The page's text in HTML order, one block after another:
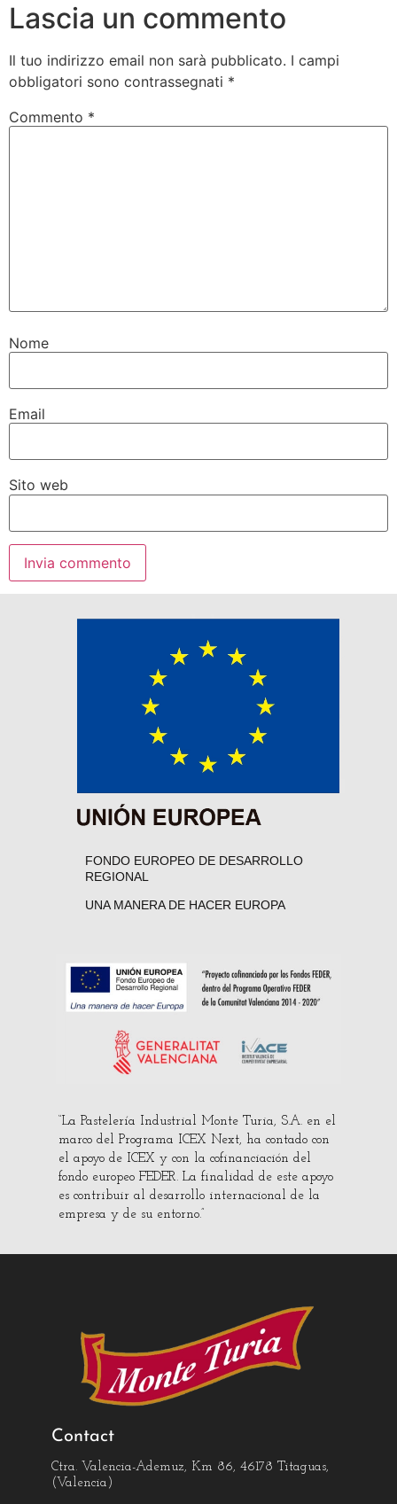
Lascia un commento
Il tuo indirizzo email non sarà pubblicato. I campi
obbligatori sono contrassegnati *
Commento *
Nome
Email
Sito web
FONDO EUROPEO DE DESARROLLO
REGIONAL
UNA MANERA DE HACER EUROPA
“La Pastelería Industrial Monte Turia, S.A. en el
marco del Programa ICEX Next, ha contado con
el apoyo de ICEX y con la cofinanciación del
fondo europeo FEDER. La finalidad de este apoyo
es contribuir al desarrollo internacional de la
empresa y de su entorno.”
Contact
Ctra. Valencia-Ademuz, Km 86, 46178 Titaguas,
(Valencia)